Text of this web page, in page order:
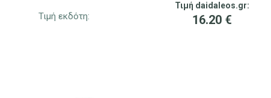
Τιμή εκδότη:
Τιμή daidaleos.gr:
16.20 €